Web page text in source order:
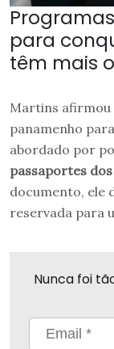
para
têm mais
Martins afirmou
panamenho
abordado por
passaportes
documento, ele
reservada para
Nunca foi